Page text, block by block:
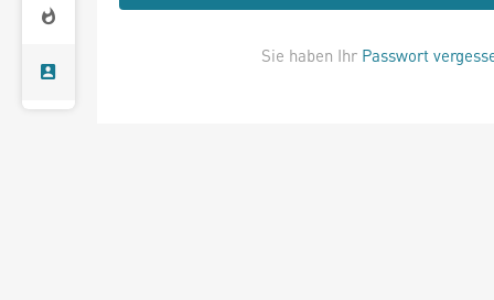
Sie haben Ihr Passwort